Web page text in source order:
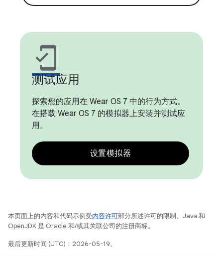
mobile_friendly
测试应用
探索您的应用在 Wear OS 7 中的行为方式。
在搭载 Wear OS 7 的模拟器上安装并测试应
用。
设置模拟器
本页面上的内容和代码示例受内容许可部分所述许可的限制。Java 和
OpenJDK 是 Oracle 和/或其关联公司的注册商标。
最后更新时间 (UTC)：2026-05-19。